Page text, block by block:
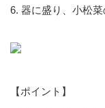
6. 器に盛り、小松菜
【ポイント】